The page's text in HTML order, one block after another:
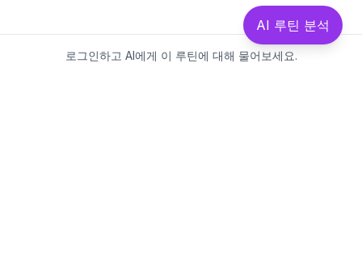
로그인하고 AI에게 이 루틴에 대해 물어보세요.
AI 루틴 분석